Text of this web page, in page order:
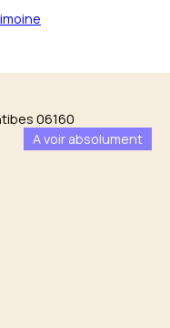
A voir absolument